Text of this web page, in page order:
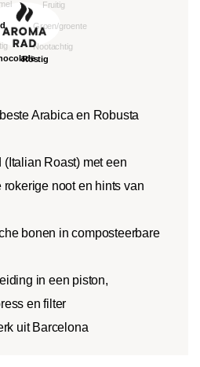
Arabica en Robusta
Roast) met een
noot en hints van
bonen in composteerbare
in een piston,
en filter
uit Barcelona